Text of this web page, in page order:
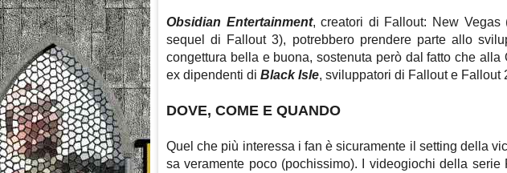
Obsidian Entertainment, creatori di Fallout: New Vegas
sequel di Fallout 3), potrebbero prendere parte allo
congettura bella e buona, sostenuta però dal fatto che alla
ex dipendenti di Black Isle, sviluppatori di Fallout e Fallout
DOVE, COME E QUANDO
Quel che più interessa i fan è sicuramente il setting della
sa veramente poco (pochissimo). I videogiochi della serie